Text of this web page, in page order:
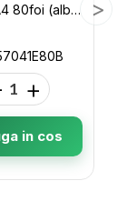
Registru A4 80foi (albe) Milan spira/albastru 57041E80B
+
in cos